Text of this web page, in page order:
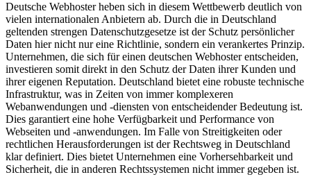
Deutsche Webhoster heben sich in diesem Wettbewerb deutlich von
vielen internationalen Anbietern ab. Durch die in Deutschland
geltenden strengen Datenschutzgesetze ist der Schutz persönlicher
Daten hier nicht nur eine Richtlinie, sondern ein verankertes Prinzip.
Unternehmen, die sich für einen deutschen Webhoster entscheiden,
investieren somit direkt in den Schutz der Daten ihrer Kunden und
ihrer eigenen Reputation. Deutschland bietet eine robuste technische
Infrastruktur, was in Zeiten von immer komplexeren
Webanwendungen und -diensten von entscheidender Bedeutung ist.
Dies garantiert eine hohe Verfügbarkeit und Performance von
Webseiten und -anwendungen. Im Falle von Streitigkeiten oder
rechtlichen Herausforderungen ist der Rechtsweg in Deutschland
klar definiert. Dies bietet Unternehmen eine Vorhersehbarkeit und
Sicherheit, die in anderen Rechtssystemen nicht immer gegeben ist.